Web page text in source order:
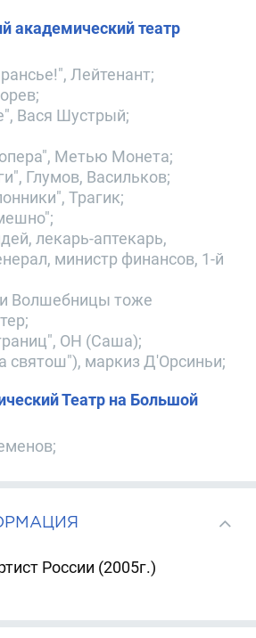
академический театр
Лейтенант;
Вася Шустрый;
Метью Монета;
Глумов, Васильков;
Трагик;
лекарь-аптекарь,
министр финансов, 1-й
Волшебницы тоже
ОН (Саша);
святош"), маркиз Д'Орсиньи;
Театр на Большой
России (2005г.)